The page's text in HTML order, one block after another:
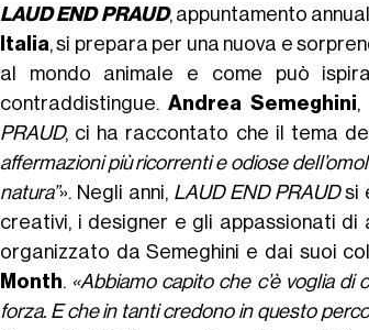
LAUD END PRAUD, appuntamento
Italia, si prepara per una nuova e
al mondo animale e come può
contraddistingue. Andrea Semeghini,
PRAUD, ci ha raccontato che il tema
affermazioni più ricorrenti e odiose
natura”». Negli anni, LAUD END PRAUDsi
creativi, i designer e gli appassionati di
organizzato da Semeghini e dai suoi
Month. «Abbiamo capito che c’è voglia
forza. E che in tanti credono in questo